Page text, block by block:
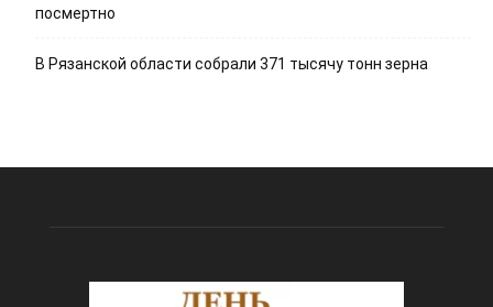
посмертно
В Рязанской области собрали 371 тысячу тонн зерна